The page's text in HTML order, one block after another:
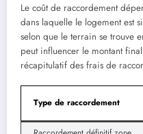
Le coût de raccordement
dans laquelle le logement est
selon que le terrain se trouve
peut influencer le montant
récapitulatif des frais de
Type de raccordement